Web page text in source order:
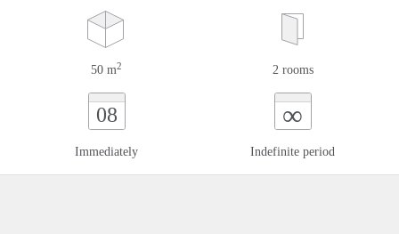
50 m2 2 rooms
08
Immediately
∞
Indefinite period